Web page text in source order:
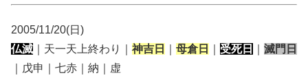
2005/11/20(日)
仏滅 ｜天一天上終わり｜ 神吉日 母倉日 受死日
滅門日
｜戊申｜七赤｜納｜虚